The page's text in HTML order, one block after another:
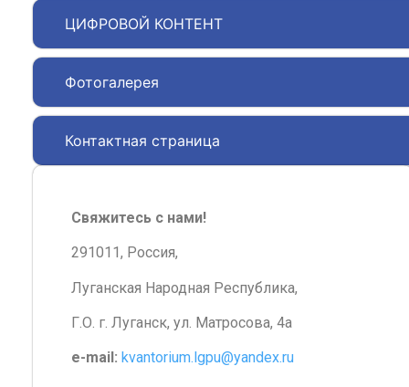
ЦИФРОВОЙ КОНТЕНТ
Фотогалерея
Контактная страница
Свяжитесь с нами!
291011, Россия,
Луганская Народная Республика,
Г.О. г. Луганск, ул. Матросова, 4а
e-mail: kvantorium.lgpu@yandex.ru